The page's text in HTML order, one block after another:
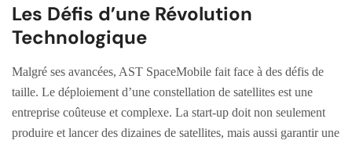
Les Défis d’une Révolution
Technologique
Malgré ses avancées, AST SpaceMobile fait face à des défis de
taille. Le déploiement d’une constellation de satellites est une
entreprise coûteuse et complexe. La start-up doit non seulement
produire et lancer des dizaines de satellites, mais aussi garantir une